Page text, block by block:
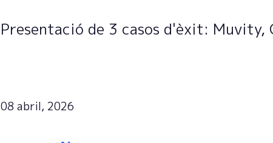
Presentació de 3 casos d'èxit: Muvity,
08 abril, 2026